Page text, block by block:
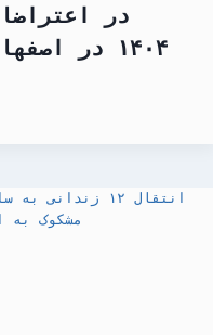
در
۱۴۰۴ در